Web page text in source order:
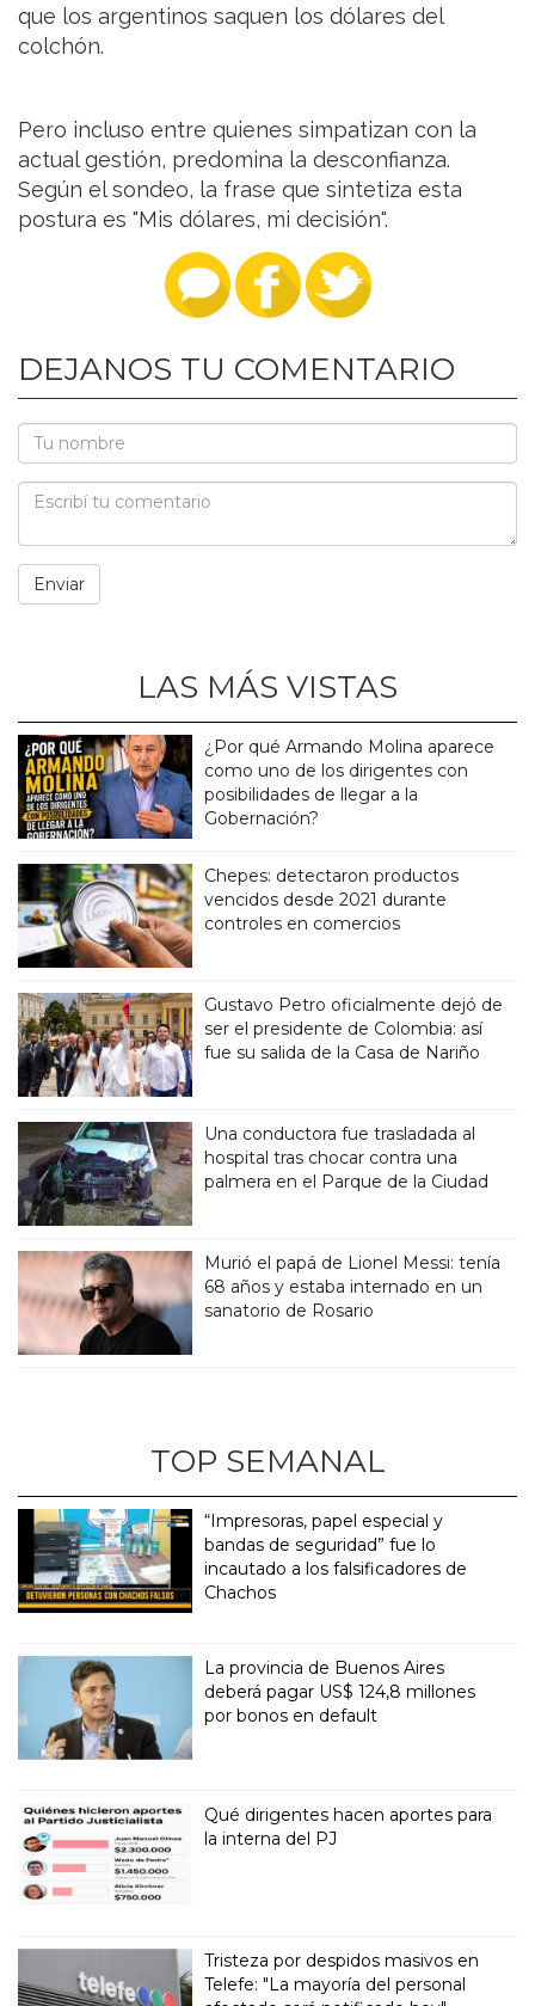
que los argentinos saquen los dólares del
colchón.
Pero incluso entre quienes simpatizan con la
actual gestión, predomina la desconfianza.
Según el sondeo, la frase que sintetiza esta
postura es "Mis dólares, mi decisión".
DEJANOS TU COMENTARIO
LAS MÁS VISTAS
¿Por qué Armando Molina aparece
como uno de los dirigentes con
posibilidades de llegar a la
Gobernación?
Chepes: detectaron productos
vencidos desde 2021 durante
controles en comercios
Gustavo Petro oficialmente dejó de
ser el presidente de Colombia: así
fue su salida de la Casa de Nariño
Una conductora fue trasladada al
hospital tras chocar contra una
palmera en el Parque de la Ciudad
Murió el papá de Lionel Messi: tenía
68 años y estaba internado en un
sanatorio de Rosario
TOP SEMANAL
“Impresoras, papel especial y
bandas de seguridad” fue lo
incautado a los falsificadores de
Chachos
La provincia de Buenos Aires
deberá pagar US$ 124,8 millones
por bonos en default
Qué dirigentes hacen aportes para
la interna del PJ
Tristeza por despidos masivos en
Telefe: "La mayoría del personal